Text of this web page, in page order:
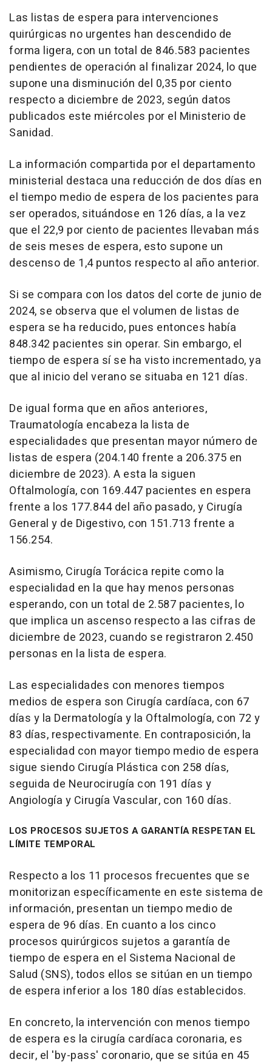
Las listas de espera para intervenciones
quirúrgicas no urgentes han descendido de
forma ligera, con un total de 846.583 pacientes
pendientes de operación al finalizar 2024, lo que
supone una disminución del 0,35 por ciento
respecto a diciembre de 2023, según datos
publicados este miércoles por el Ministerio de
Sanidad.
La información compartida por el departamento
ministerial destaca una reducción de dos días en
el tiempo medio de espera de los pacientes para
ser operados, situándose en 126 días, a la vez
que el 22,9 por ciento de pacientes llevaban más
de seis meses de espera, esto supone un
descenso de 1,4 puntos respecto al año anterior.
Si se compara con los datos del corte de junio de
2024, se observa que el volumen de listas de
espera se ha reducido, pues entonces había
848.342 pacientes sin operar. Sin embargo, el
tiempo de espera sí se ha visto incrementado, ya
que al inicio del verano se situaba en 121 días.
De igual forma que en años anteriores,
Traumatología encabeza la lista de
especialidades que presentan mayor número de
listas de espera (204.140 frente a 206.375 en
diciembre de 2023). A esta la siguen
Oftalmología, con 169.447 pacientes en espera
frente a los 177.844 del año pasado, y Cirugía
General y de Digestivo, con 151.713 frente a
156.254.
Asimismo, Cirugía Torácica repite como la
especialidad en la que hay menos personas
esperando, con un total de 2.587 pacientes, lo
que implica un ascenso respecto a las cifras de
diciembre de 2023, cuando se registraron 2.450
personas en la lista de espera.
Las especialidades con menores tiempos
medios de espera son Cirugía cardíaca, con 67
días y la Dermatología y la Oftalmología, con 72 y
83 días, respectivamente. En contraposición, la
especialidad con mayor tiempo medio de espera
sigue siendo Cirugía Plástica con 258 días,
seguida de Neurocirugía con 191 días y
Angiología y Cirugía Vascular, con 160 días.
LOS PROCESOS SUJETOS A GARANTÍA RESPETAN EL
LÍMITE TEMPORAL
Respecto a los 11 procesos frecuentes que se
monitorizan específicamente en este sistema de
información, presentan un tiempo medio de
espera de 96 días. En cuanto a los cinco
procesos quirúrgicos sujetos a garantía de
tiempo de espera en el Sistema Nacional de
Salud (SNS), todos ellos se sitúan en un tiempo
de espera inferior a los 180 días establecidos.
En concreto, la intervención con menos tiempo
de espera es la cirugía cardíaca coronaria, es
decir, el 'by-pass' coronario, que se sitúa en 45